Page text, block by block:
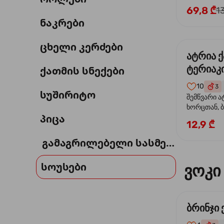
ნაკრები
ცხელი კერძები
ქათმის სნექები
სუშირიტო
პიცა
გამაგრილებელი სასმელი
სოუსები
69,8 ₾
ატრია
10 3
შემწვარი
ხორცთან,
და
12,9 ₾
ვოკი
ბრინჯი